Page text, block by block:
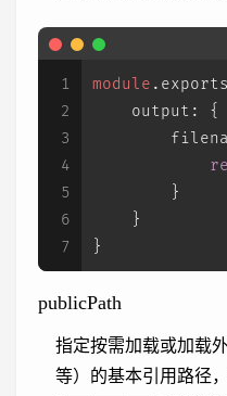
1
2
3
4
5
6
7
module . exports
output : {
        }
    }
}
publicPath
指定按需加载或加载
等）的基本引用路径